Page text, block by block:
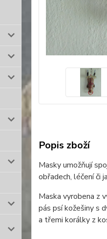
Popis zboží
Masky umožňují
obřadech, léčení či
Maska vyrobena z
pás psí kožešiny s
a třemi korálky z